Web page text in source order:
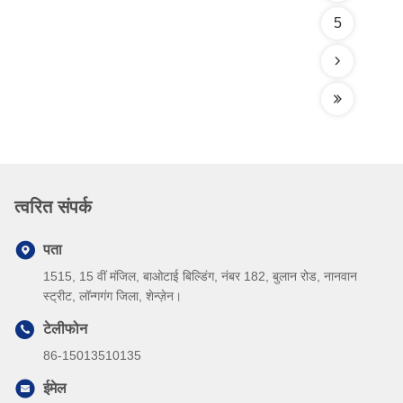
5
त्वरित संपर्क
पता
1515, 15 वीं मंजिल, बाओटाई बिल्डिंग, नंबर 182, बुलान रोड, नानवान
स्ट्रीट, लॉन्गगंग जिला, शेन्ज़ेन।
टेलीफोन
86-15013510135
ईमेल